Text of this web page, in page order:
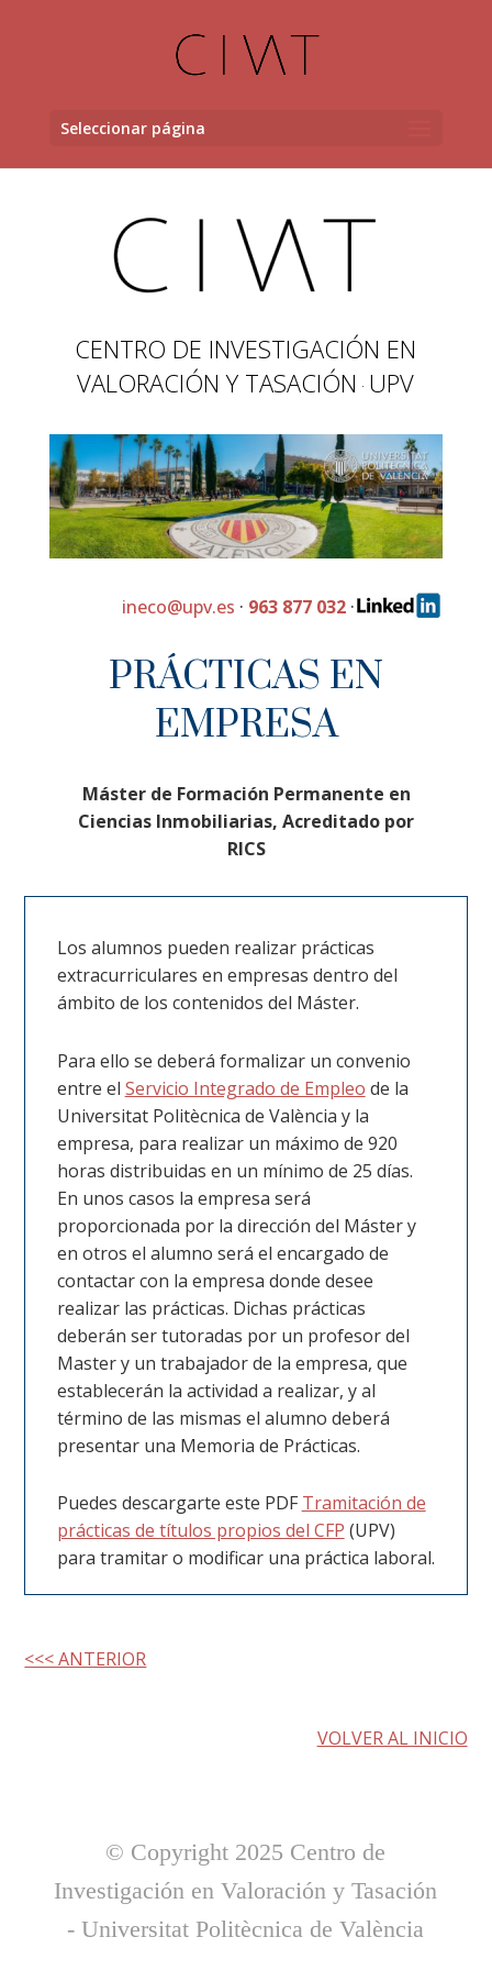
Seleccionar página
CENTRO DE INVESTIGACIÓN EN
VALORACIÓN Y TASACIÓN · UPV
ineco@upv.es · 963 877 032 ·
PRÁCTICAS EN
EMPRESA
Máster de Formación Permanente en
Ciencias Inmobiliarias, Acreditado por
RICS
Los alumnos pueden realizar prácticas
extracurriculares en empresas dentro del
ámbito de los contenidos del Máster.
Para ello se deberá formalizar un convenio
entre el Servicio Integrado de Empleo de la
Universitat Politècnica de València y la
empresa, para realizar un máximo de 920
horas distribuidas en un mínimo de 25 días.
En unos casos la empresa será
proporcionada por la dirección del Máster y
en otros el alumno será el encargado de
contactar con la empresa donde desee
realizar las prácticas. Dichas prácticas
deberán ser tutoradas por un profesor del
Master y un trabajador de la empresa, que
establecerán la actividad a realizar, y al
término de las mismas el alumno deberá
presentar una Memoria de Prácticas.
Puedes descargarte este PDF Tramitación de
prácticas de títulos propios del CFP (UPV)
para tramitar o modificar una práctica laboral.
<<< ANTERIOR
VOLVER AL INICIO
© Copyright 2025 Centro de
Investigación en Valoración y Tasación
- Universitat Politècnica de València